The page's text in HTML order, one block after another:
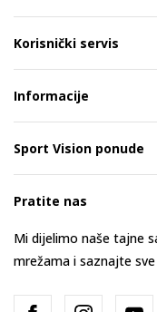
Korisnički servis
Informacije
Sport Vision ponude
Pratite nas
Mi dijelimo naše tajne
mrežama i saznajte